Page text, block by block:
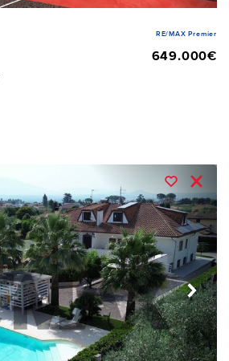
RE/MAX Premier
649.000€